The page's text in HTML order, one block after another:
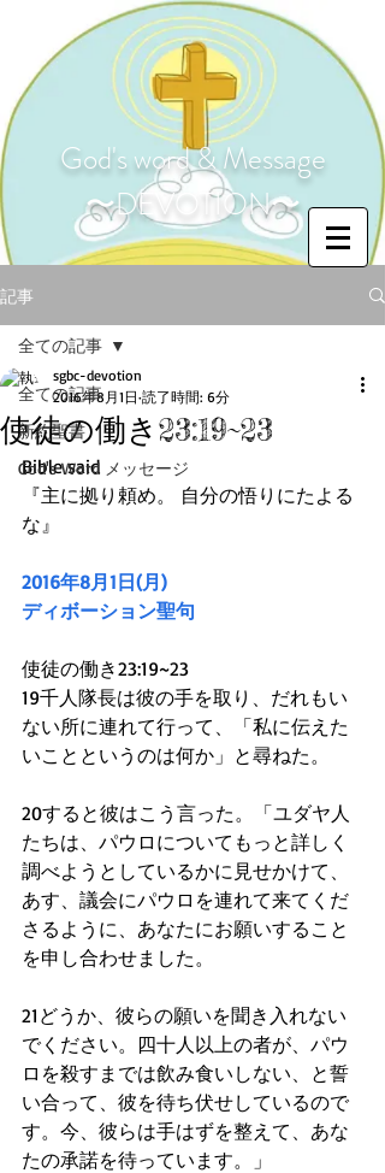
God's word & Message
〜DEVOTION〜
記事
全ての記事
新約聖書
God's Word メッセージ
全ての記事
使徒の働き23:19~23
sgbc-devotion
2016年8月1日 読了時間: 6分
Bible said
『主に拠り頼め。 自分の悟りにたよる
な』
2016年8月1日(月)
ディボーション聖句
使徒の働き23:19~23
19千人隊長は彼の手を取り、だれもい
ない所に連れて行って、「私に伝えた
いことというのは何か」と尋ねた。
20すると彼はこう言った。「ユダヤ人
たちは、パウロについてもっと詳しく
調べようとしているかに見せかけて、
あす、議会にパウロを連れて来てくだ
さるように、あなたにお願いすること
を申し合わせました。
21どうか、彼らの願いを聞き入れない
でください。四十人以上の者が、パウ
ロを殺すまでは飲み食いしない、と誓
い合って、彼を待ち伏せしているので
す。今、彼らは手はずを整えて、あな
たの承諾を待っています。」